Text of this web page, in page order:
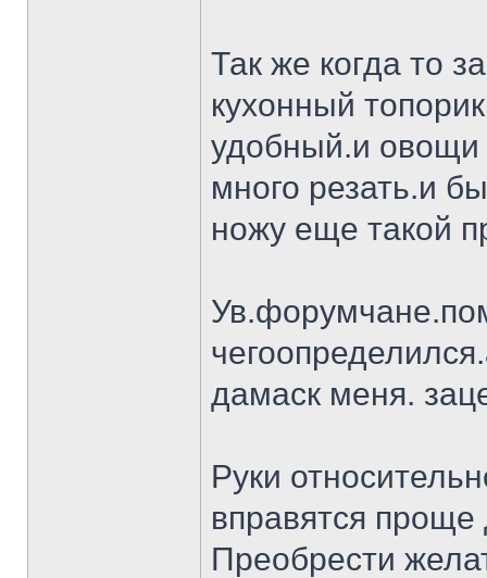
Так же когда то
кухонный
удобный.и овощи
много резать.и
ножу еще такой
дамаск меня.
Руки
вправятся
Преобрести